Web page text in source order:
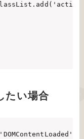
たい場合